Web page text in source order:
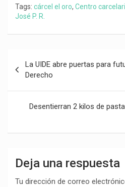
Tags: cárcel el oro, Centro
José P. R.
de
entradas
La UIDE abre puertas para
Derecho
Desentierran 2 kilos de
Deja una respuesta
Tu dirección de correo